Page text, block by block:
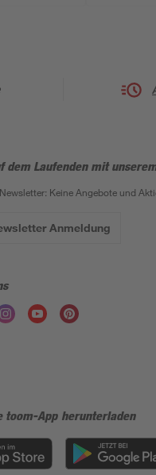
dem Laufenden mit
Keine Angebote und
Anmeldung
toom-App herunterladen